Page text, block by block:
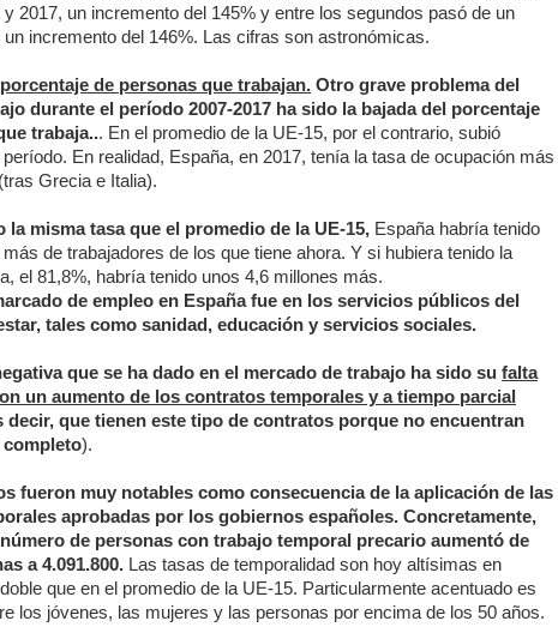
y 2017, un incremento del 145% y entre los segundos pasó de un
un incremento del 146%. Las cifras son astronómicas.
de personas que trabajan. Otro grave problema del
durante el período 2007-2017 ha sido la bajada del porcentaje
trabaja... En el promedio de la UE-15, por el contrario, subió
En realidad, España, en 2017, tenía la tasa de ocupación más
Grecia e Italia).
la misma tasa que el promedio de la UE-15, España habría tenido
de trabajadores de los que tiene ahora. Y si hubiera tenido la
el 81,8%, habría tenido unos 4,6 millones más.
de empleo en España fue en los servicios públicos del
tales como sanidad, educación y servicios sociales.
que se ha dado en el mercado de trabajo ha sido su falta
un aumento de los contratos temporales y a tiempo parcial
decir, que tienen este tipo de contratos porque no encuentran
completo).
fueron muy notables como consecuencia de la aplicación de las
aprobadas por los gobiernos españoles. Concretamente,
de personas con trabajo temporal precario aumentó de
a 4.091.800. Las tasas de temporalidad son hoy altísimas en
que en el promedio de la UE-15. Particularmente acentuado es
los jóvenes, las mujeres y las personas por encima de los 50 años.